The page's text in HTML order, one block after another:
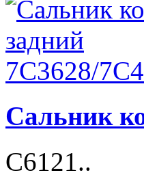
Сальник
C6121..